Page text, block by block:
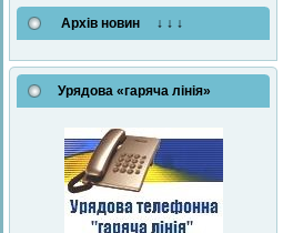
Архів новин ↓ ↓ ↓
Урядова «гаряча лінія»